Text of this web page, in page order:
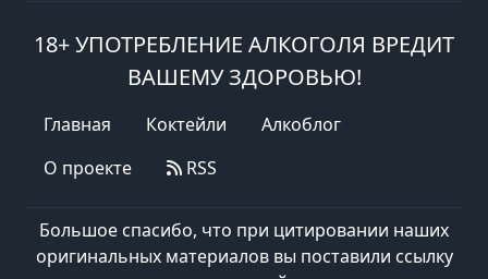
18+ УПОТРЕБЛЕНИЕ АЛКОГОЛЯ ВРЕДИТ
ВАШЕМУ ЗДОРОВЬЮ!
Главная Коктейли
Алкоблог
О проекте
RSS
Большое спасибо, что при цитировании наших
оригинальных материалов вы поставили ссылку